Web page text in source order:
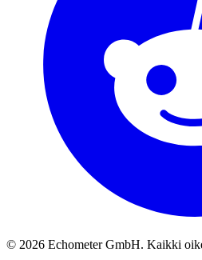
© 2026 Echometer GmbH. Kaikki